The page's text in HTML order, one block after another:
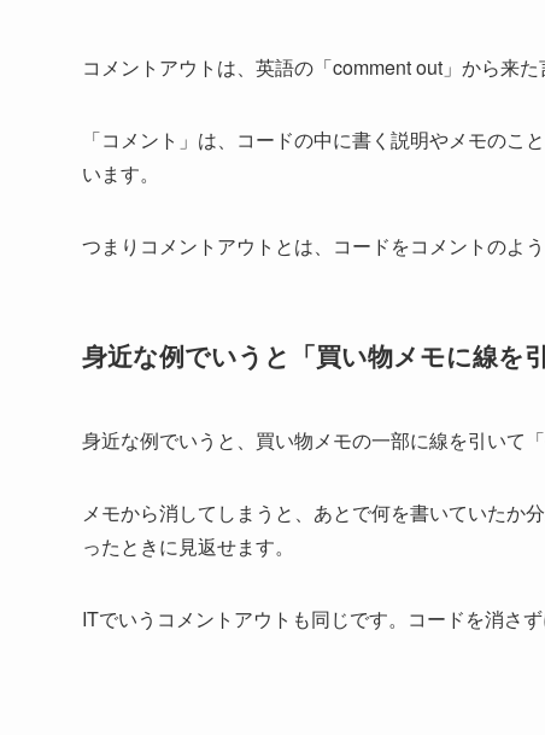
コメントアウトは、英語の「comment out」から来た
「コメント」は、コードの中に書く説明やメモの
います。
つまりコメントアウトとは、コードをコメントのよ
身近な例でいうと「買い物メモに線を
身近な例でいうと、買い物メモの一部に線を引いて
メモから消してしまうと、あとで何を書いていたか
ったときに見返せます。
ITでいうコメントアウトも同じです。コードを消さ